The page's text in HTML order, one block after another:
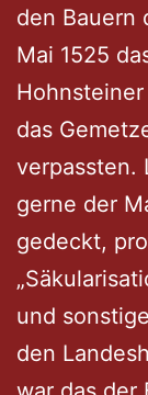
den Bauern
Mai 1525
das
verpassten.
gerne der
gedeckt,
und
den